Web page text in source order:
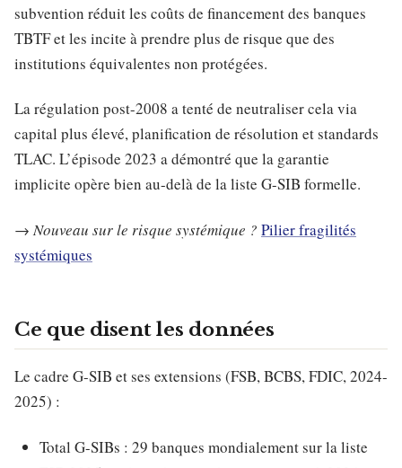
subvention réduit les coûts de financement des banques
TBTF et les incite à prendre plus de risque que des
institutions équivalentes non protégées.
La régulation post-2008 a tenté de neutraliser cela via
capital plus élevé, planification de résolution et standards
TLAC. L’épisode 2023 a démontré que la garantie
implicite opère bien au-delà de la liste G-SIB formelle.
→ Nouveau sur le risque systémique ? Pilier fragilités
systémiques
Ce que disent les données
Le cadre G-SIB et ses extensions (FSB, BCBS, FDIC, 2024-
2025) :
Total G-SIBs : 29 banques mondialement sur la liste